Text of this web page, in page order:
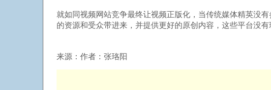
就如同视频网站竞争最终让视频正版化，当传统媒体精英没
的资源和受众带进来，并提供更好的原创内容，这些平台没有
来源：作者：张珞阳